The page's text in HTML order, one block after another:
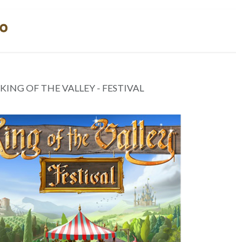
KING OF THE VALLEY - FESTIVAL